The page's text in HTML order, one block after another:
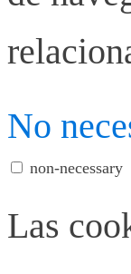
No
non-necessary
Las